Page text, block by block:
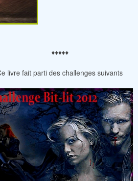
♦♦♦♦♦
livre fait parti des challenges suivants